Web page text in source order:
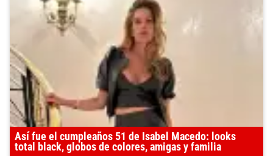
Así fue el cumpleaños 51 de Isabel Macedo: looks
total black, globos de colores, amigas y familia